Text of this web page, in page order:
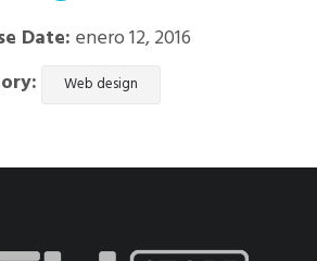
Date: enero 12, 2016
Web design